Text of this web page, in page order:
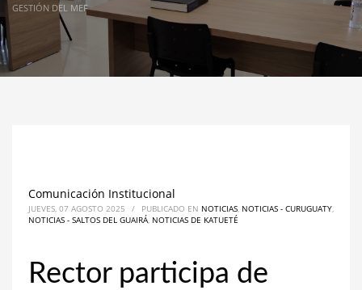
GESTIÓN DEL MEF
Comunicación Institucional
JUEVES, 07 AGOSTO 2025 / PUBLICADO EN NOTICIAS NOTICIAS - CURUGUATY
NOTICIAS - SALTOS DEL GUAIRÁ NOTICIAS DE KATUETÉ
Rector participa de